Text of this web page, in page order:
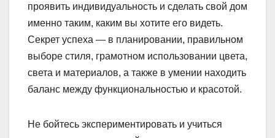
проявить индивидуальность и сделать свой дом
именно таким, каким вы хотите его видеть.
Секрет успеха — в планировании, правильном
выборе стиля, грамотном использовании цвета,
света и материалов, а также в умении находить
баланс между функциональностью и красотой.
Не бойтесь экспериментировать и учиться